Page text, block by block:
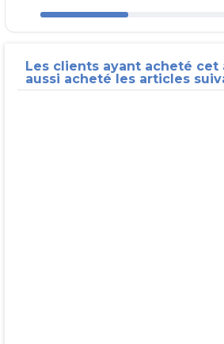
Les clients ayant acheté cet
aussi acheté les articles